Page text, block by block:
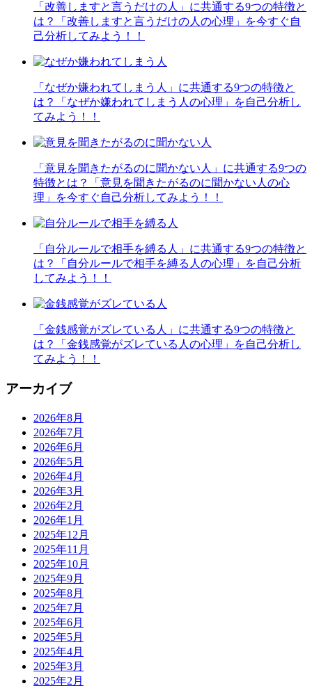
「改善しますと言うだけの人」に共通する9つの特徴と
は？「改善しますと言うだけの人の心理」を今すぐ自
己分析してみよう！！
「なぜか嫌われてしまう人」に共通する9つの特徴と
は？「なぜか嫌われてしまう人の心理」を自己分析し
てみよう！！
「意見を聞きたがるのに聞かない人」に共通する9つの
特徴とは？「意見を聞きたがるのに聞かない人の心
理」を今すぐ自己分析してみよう！！
「自分ルールで相手を縛る人」に共通する9つの特徴と
は？「自分ルールで相手を縛る人の心理」を自己分析
してみよう！！
「金銭感覚がズレている人」に共通する9つの特徴と
は？「金銭感覚がズレている人の心理」を自己分析し
てみよう！！
アーカイブ
2026年8月
2026年7月
2026年6月
2026年5月
2026年4月
2026年3月
2026年2月
2026年1月
2025年12月
2025年11月
2025年10月
2025年9月
2025年8月
2025年7月
2025年6月
2025年5月
2025年4月
2025年3月
2025年2月